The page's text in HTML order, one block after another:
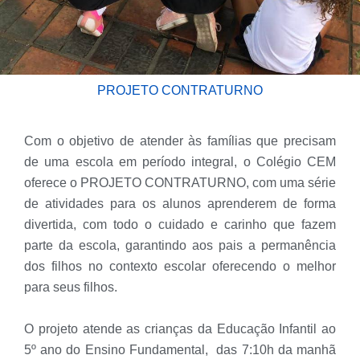
PROJETO CONTRATURNO
Com o objetivo de atender às famílias que precisam
de uma escola em período integral, o Colégio CEM
oferece o PROJETO CONTRATURNO, com uma série
de atividades para os alunos aprenderem de forma
divertida, com todo o cuidado e carinho que fazem
parte da escola, garantindo aos pais a permanência
dos filhos no contexto escolar oferecendo o melhor
para seus filhos.
O projeto atende as crianças da Educação Infantil ao
5º ano do Ensino Fundamental, das 7:10h da manhã